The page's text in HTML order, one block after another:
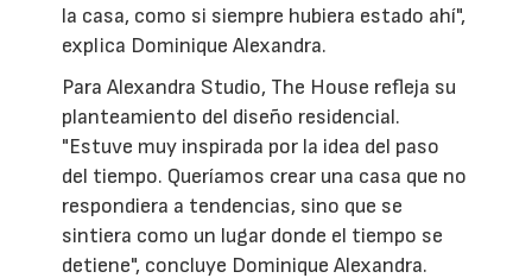
la casa, como si siempre hubiera estado ahí",
explica Dominique Alexandra.
Para Alexandra Studio, The House refleja su
planteamiento del diseño residencial.
"Estuve muy inspirada por la idea del paso
del tiempo. Queríamos crear una casa que no
respondiera a tendencias, sino que se
sintiera como un lugar donde el tiempo se
detiene", concluye Dominique Alexandra.